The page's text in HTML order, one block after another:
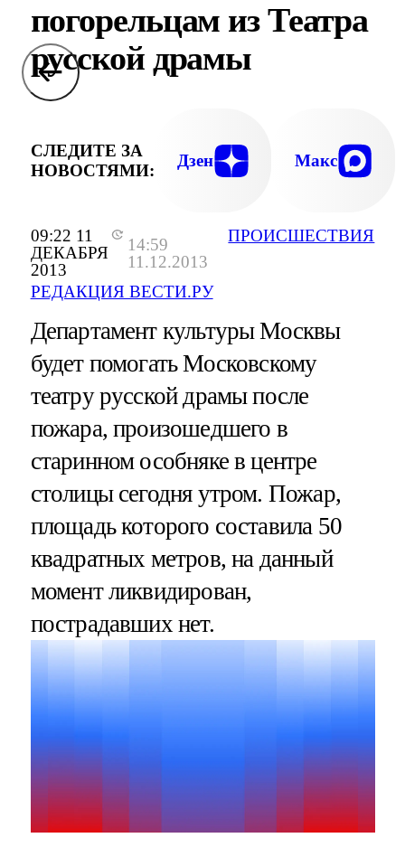
09:22 11
ДЕКАБРЯ
2013
14:59
11.12.2013
РЕДАКЦИЯ ВЕСТИ.РУ
ПРОИСШЕСТВИЯ
погорельцам из Театра
русской драмы
СЛЕДИТЕ ЗА
НОВОСТЯМИ:
Дзен Макс
Департамент культуры Москвы
будет помогать Московскому
театру русской драмы после
пожара, произошедшего в
старинном особняке в центре
столицы сегодня утром. Пожар,
площадь которого составила 50
квадратных метров, на данный
момент ликвидирован,
пострадавших нет.